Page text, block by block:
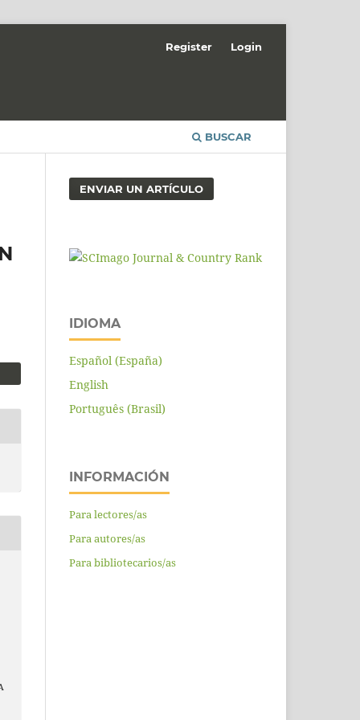
BUSCAR
Register Login
ENVIAR UN ARTÍCULO
IDIOMA
Español (España)
English
Português (Brasil)
INFORMACIÓN
Para lectores/as
Para autores/as
Para bibliotecarios/as